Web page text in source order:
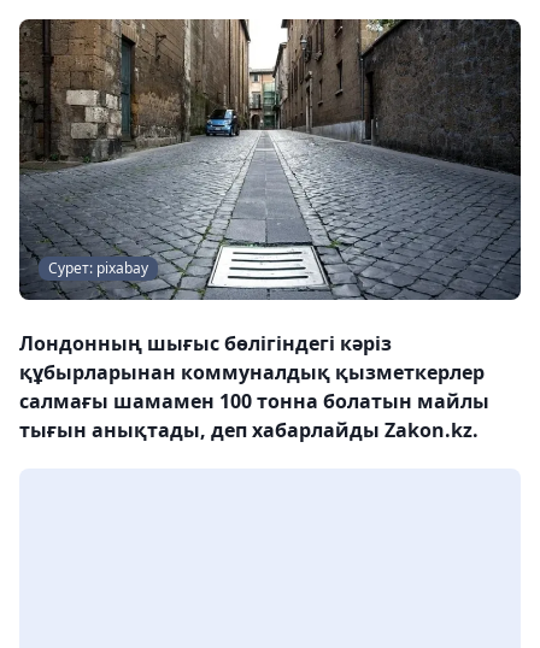
Сурет: pixabay
Лондонның шығыс бөлігіндегі кәріз
құбырларынан коммуналдық қызметкерлер
салмағы шамамен 100 тонна болатын майлы
тығын анықтады, деп хабарлайды Zakon.kz.